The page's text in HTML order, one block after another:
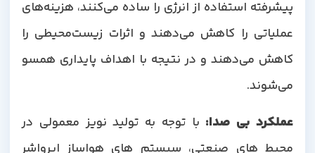
پیشرفته استفاده از انرژی را ساده می‌کنند، هزینه‌های
عملیاتی را کاهش می‌دهند و اثرات زیست‌محیطی را
کاهش می‌دهند و در نتیجه با اهداف پایداری همسو
می‌شوند.
عملکرد بی صدا: با توجه به تولید نویز معمولی در
محیط های صنعتی، سیستم های هواساز ایرواشر